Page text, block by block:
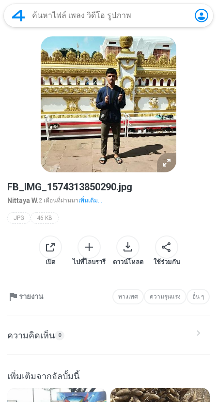
FB_IMG_1574313850290.jpg
Nittaya W.2 เดือนที่ผ่านมาเพิ่มเติม...
JPG 46 KB
เปิด ไปที่ไลบรารี ดาวน์โหลด ใช้ร่วมกัน
รายงาน ทางเพศ ความรุนแรง อื่น ๆ
ความคิดเห็น 0
เพิ่มเติมจากอัลบั้มนี้